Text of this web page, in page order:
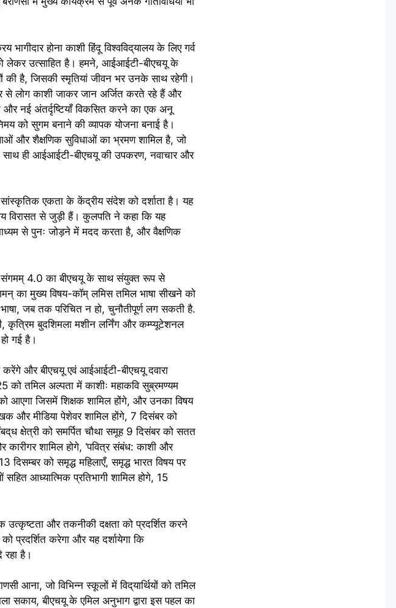
होना काशी हिंदू विश्वविद्‌यालय के लिए गर्व
लेकर उत्साहित है। हमने, आईआईटी-बीएचयू के
की है, जिसकी स्मृतियां जीवन भर उनके साथ रहेगी।
से लोग काशी जाकर जान अर्जित करते रहे हैं और
नई अंतर्दृष्टियाँ विकसित करने का एक अनू
को सुगम बनाने की व्यापक योजना बनाई है।
और शैक्षणिक सुविधाओं का भ्रमण शामिल है, जो
साथ ही आईआईटी-बीएचयू की उपकरण, नवाचार और
एकता के केंद्रीय संदेश को दर्शाता है। यह
विरासत से जुड़ी हैं। कुलपति ने कहा कि यह
से पुनः जोड़ने में मदद करता है, और वैक्षणिक
संगमम् 4.0 का बीएचयू के साथ संयुक्त रूप से
का मुख्य विषय-कॉम् लमिस तमिल भाषा सीखने को
जब तक परिचित न हो, चुनौतीपूर्ण लग सकती है.
बुद‌शिमला मशीन लर्निंग और कम्प्यूटेशनल
गई है।
और बीएचयू एवं आईआईटी-बीएचयू द‌वारा
को तमिल अल्पता में काशीः महाकवि सुब्रमण्यम
आएगा जिसमें शिक्षक शामिल होंगे, और उनका विषय
और मीडिया पेशेवर शामिल होंगे, 7 दिसंबर को
क्षेत्री को समर्पित चौथा समूह 9 दिसंबर को सतत
शामिल होगे, ‘पवित्र संबंध: काशी और
दिसम्बर को समृद्ध महिलाएँ, समृद्ध भारत विषय पर
आध्यात्मिक प्रतिभागी शामिल होगे, 15
और तकनीकी दक्षता को प्रदर्शित करने
प्रदर्शित करेगा और यह दर्शायेगा कि
रहा है।
आना, जो विभिन्न स्कूलों में विद्‌यार्थियों को तमिल
सकाय, बीएचयू के एमिल अनुभाग द्वारा इस पहल का